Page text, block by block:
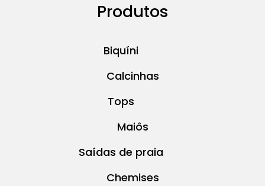
Produtos
Biquíni
Calcinhas
Tops
Maiôs
Saídas de praia
Chemises